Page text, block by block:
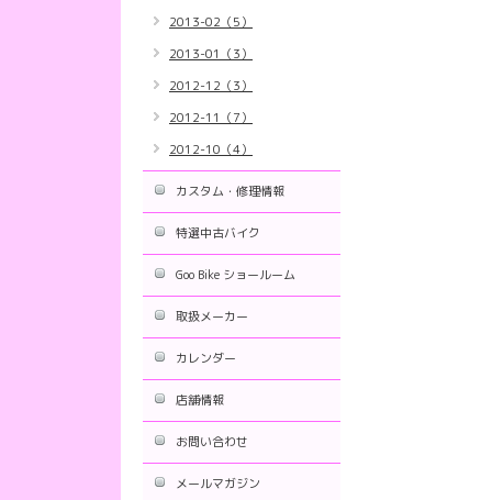
2013-02（5）
2013-01（3）
2012-12（3）
2012-11（7）
2012-10（4）
カスタム・修理情報
特選中古バイク
Goo Bike ショールーム
取扱メーカー
カレンダー
店舗情報
お問い合わせ
メールマガジン